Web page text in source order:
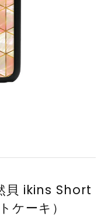
貝 ikins Short
ケーキ）